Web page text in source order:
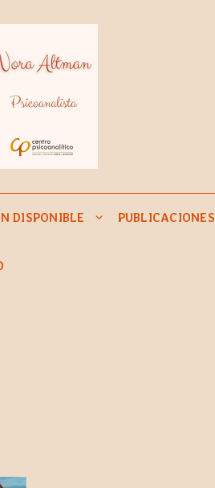
DISPONIBLE PUBLICACIONES